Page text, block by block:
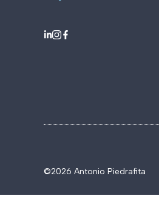
©2026 Antonio Piedrafita